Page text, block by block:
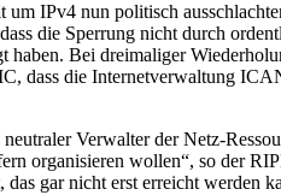
IPv4 nun politisch
die Sperrung nicht durch
Bei dreimaliger
dass die Internetverwaltung
Verwalter der Netz-
organisieren wollen“, so der
gar nicht erst erreicht werden